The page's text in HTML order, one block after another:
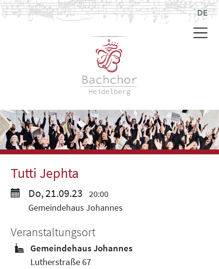
DE
Tutti Jephta
Do, 21.09.23
20:00
Gemeindehaus Johannes
Veranstaltungsort
Gemeindehaus Johannes
Lutherstraße 67